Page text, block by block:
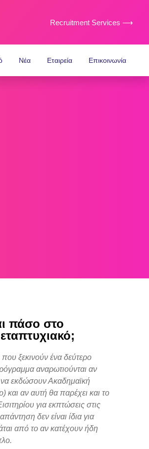
Recruitment Services ⟶
Νέα Εταιρεία Επικοινωνία
πάσο στο
που ξεκινούν ένα δεύτερο
αναρωτιούνται αν
εκδώσουν Ακαδημαϊκή
και αν αυτή θα παρέχει και το
για εκπτώσεις στις
δεν είναι ίδια για
από το αν κατέχουν ήδη